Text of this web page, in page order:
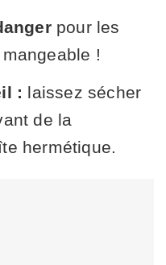
pour les
!
: laissez sécher
de la
hermétique.